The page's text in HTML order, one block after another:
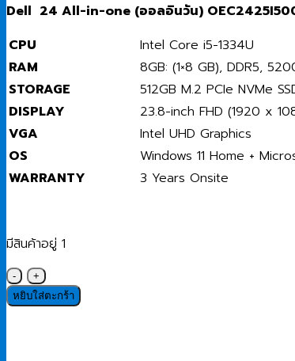
was:
32,900.00 ฿.
is:
32,200.00 ฿.
Dell 24 All-in-one (ออลอินวัน)
CPU
Intel Core i5-1334U
RAM
8GB: (1×8 GB), DDR5,
STORAGE
512GB M.2 PCIe NVMe
DISPLAY
23.8-inch FHD (1920 x
VGA
Intel UHD Graphics
OS
Windows 11 Home +
WARRANTY
3 Years Onsite
มีสินค้าอยู่ 1
จำนวน
Desktop
All-
หยิบใส่ตะกร้า